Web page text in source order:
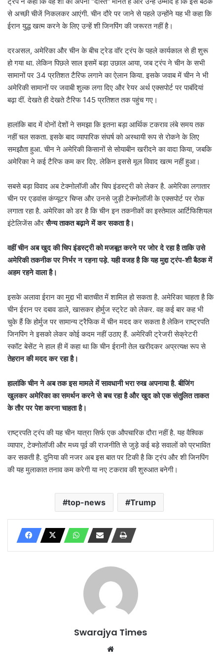
से अच्छी चीजें निकलकर आएंगी. चीन दौरे पर जाने से पहले उन्होंने यह भी कहा कि
ईरान युद्ध खत्म करने के लिए उन्हें शी जिनपिंग की जरूरत नहीं है।
दरअसल, अमेरिका और चीन के बीच ट्रेड वॉर ट्रंप के पहले कार्यकाल से ही शुरू
हो गया था. लेकिन पिछले साल इसमें बड़ा उछाल आया, जब ट्रंप ने चीन के सभी
सामानों पर 34 प्रतिशत टैरिफ लगाने का ऐलान किया. इसके जवाब में चीन ने भी
अमेरिकी सामानों पर जवाबी शुल्क लगा दिए और रेयर अर्थ एक्सपोर्ट पर पाबंदियां
बढ़ा दीं. देखते ही देखते टैरिफ 145 प्रतिशत तक पहुंच गए।
हालांकि बाद में दोनों देशों ने समझा कि इतना बड़ा आर्थिक टकराव लंबे समय तक
नहीं चल सकता. इसके बाद व्यापारिक संघर्ष को अस्थायी रूप से रोकने के लिए
समझौता हुआ. चीन ने अमेरिकी किसानों से सोयाबीन खरीदने का वादा किया, जबकि
अमेरिका ने कई टैरिफ कम कर दिए. लेकिन इससे मूल विवाद खत्म नहीं हुआ।
सबसे बड़ा विवाद अब टेक्नोलॉजी और चिप इंडस्ट्री को लेकर है. अमेरिका लगातार
चीन पर एडवांस कंप्यूटर चिप्स और उनसे जुड़ी टेक्नोलॉजी के एक्सपोर्ट पर रोक
लगाता रहा है. अमेरिका को डर है कि चीन इन तकनीकों का इस्तेमाल आर्टिफिशियल
इंटेलिजेंस औरसैन्य ताकत बढ़ाने में कर सकता है।
वहीं चीन अब खुद की चिप इंडस्ट्री को मजबूत करने पर जोर दे रहा है ताकि उसे
अमेरिकी तकनीक पर निर्भर न रहना पड़े. यही वजह है कि यह मुद्दा ट्रंप-शी बैठक में
अहम रहने वाला है।
इसके अलावा ईरान का मुद्दा भी बातचीत में शामिल हो सकता है. अमेरिका चाहता है कि
चीन ईरान पर दबाव डाले, खासकर होर्मुज स्ट्रेट को लेकर. वह कई बार कह भी
चुके हैं कि होर्मुज पर सामान्य ट्रैफिक में चीन मदद कर सकता है लेकिन राष्ट्रपति
जिनपिंग ने इसको लेकर कोई कदम नहीं उठाए हैं. अमेरिकी ट्रेजरी सेक्रेटरी
स्कॉट बेसेंट ने हाल ही में कहा था कि चीन ईरानी तेल खरीदकर अप्रत्यक्ष रूप से
तेहरान की मदद कर रहा है।
हालांकि चीन ने अब तक इस मामले में सावधानी भरा रुख अपनाया है. बीजिंग
खुलकर अमेरिका का समर्थन करने से बच रहा है और खुद को एक संतुलित ताकत
के तौर पर पेश करना चाहता है।
राष्ट्रपति ट्रंप की यह चीन यात्रा सिर्फ एक औपचारिक दौरा नहीं है. यह वैश्विक
व्यापार, टेक्नोलॉजी और मध्य पूर्व की राजनीति से जुड़े कई बड़े सवालों को प्रभावित
कर सकती है. दुनिया की नजर अब इस बात पर टिकी है कि ट्रंप और शी जिनपिंग
की यह मुलाकात तनाव कम करेगी या नए टकराव की शुरुआत बनेगी।
top-news Trump
Swarajya Times